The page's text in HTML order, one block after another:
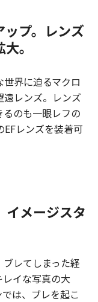
ップ。レンズ
。
界に迫るマクロ
遠レンズ。レンズ
のも一眼レフの
EFレンズを装着可
イメージスタ
レてしまった経
イな写真の大
は、ブレを起こ